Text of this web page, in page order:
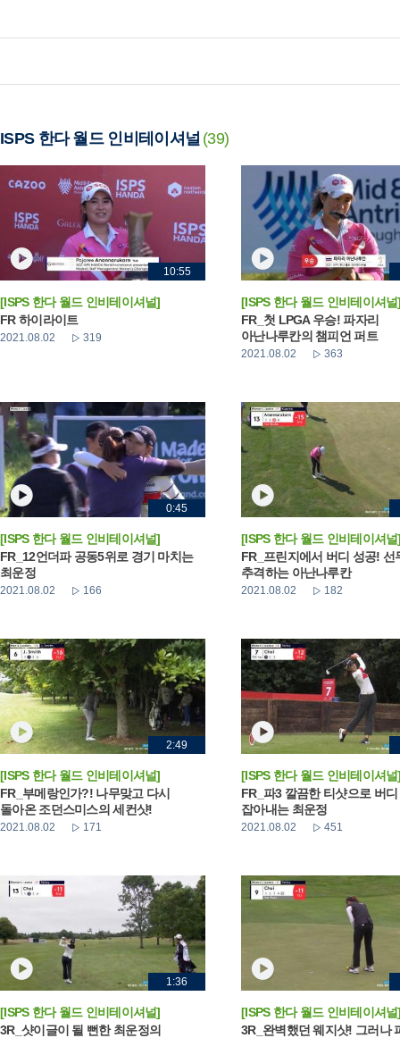
ISPS 한다 월드 인비테이셔널 (39)
10:55
[ISPS 한다 월드 인비테이셔널]
FR 하이라이트
2021.08.02 319
[ISPS 한다 월드 인비테이셔
FR_첫 LPGA 우승! 파자리
아난나루칸의 챔피언 퍼트
2021.08.02 363
0:45
[ISPS 한다 월드 인비테이셔널]
FR_12언더파 공동5위로 경기 마치는
최운정
2021.08.02 166
[ISPS 한다 월드 인비테이셔
FR_프린지에서 버디 성공! 선
추격하는 아난나루칸
2021.08.02 182
2:49
[ISPS 한다 월드 인비테이셔널]
FR_부메랑인가?! 나무맞고 다시
돌아온 조던스미스의 세컨샷!
2021.08.02 171
[ISPS 한다 월드 인비테이셔
FR_파3 깔끔한 티샷으로 버디
잡아내는 최운정
2021.08.02 451
1:36
[ISPS 한다 월드 인비테이셔널]
3R_샷이글이 될 뻔한 최운정의
[ISPS 한다 월드 인비테이셔
3R_완벽했던 웨지샷! 그러나